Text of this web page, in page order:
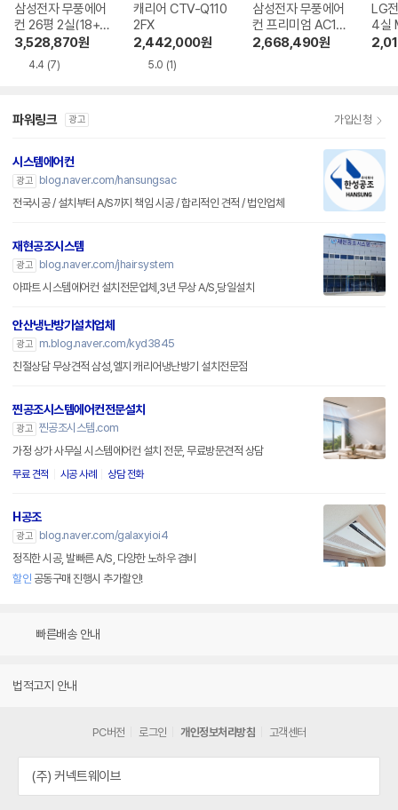
삼성전자 무풍에어
컨 26평 2실(18+8
평) 다배관
3,528,870원
4.4 (7)
캐리어 CTV-Q110
2FX
2,442,000원
5.0 (1)
삼성전자 무풍에어
컨 프리미엄 AC14
5BS4PHH7SY
2,668,490원
LG
4실
V
파워링크 광고 가입신청
시스템에어컨
광고
blog.naver.com/hansungsac
전국시공 / 설치부터 A/S까지 책임 시공 / 합리적인 견적 / 법인업체
재현공조시스템
광고
blog.naver.com/jhairsystem
아파트 시스템에어컨 설치전문업체,3년 무상 A/S,당일설치
안산냉난방기설치업체
광고
m.blog.naver.com/kyd3845
친절상담 무상견적 삼성,엘지 캐리어냉난방기 설치전문점
찐공조시스템에어컨전문설치
광고 찐공조시스템.com
가정 상가 사무실 시스템에어컨 설치 전문, 무료방문견적 상담
무료 견적 시공 사례 상담 전화
H공조
광고
blog.naver.com/galaxyioi4
정직한 시공, 발빠른 A/S, 다양한 노하우 겸비
할인 공동구매 진행시 추가할인!
빠른배송 안내
법적고지 안내
PC버전 로그인 개인정보처리방침 고객센터
(주) 커넥트웨이브